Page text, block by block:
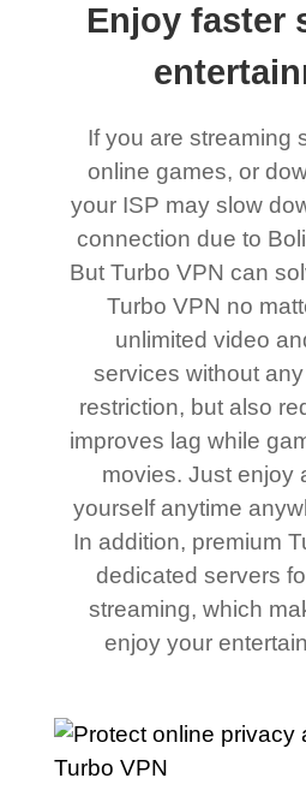
Enjoy faster
If you are streaming
online games, or
your ISP may slow
connection due to
But Turbo VPN can
Turbo VPN no
unlimited video
services without
restriction, but also
improves lag while
movies. Just enjoy
yourself anytime
In addition, premium
dedicated servers
streaming, which
enjoy your